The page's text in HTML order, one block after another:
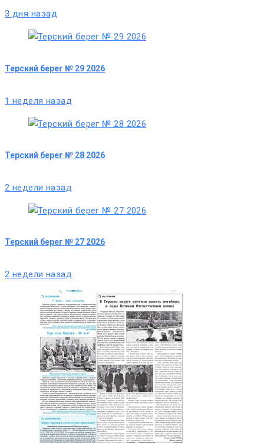
3 дня назад
Терский берег № 29 2026
1 неделя назад
Терский берег № 28 2026
2 недели назад
Терский берег № 27 2026
2 недели назад